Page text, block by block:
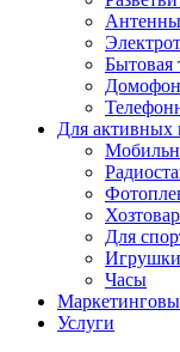
Бытовая
Для
Для
Часы
Услуги